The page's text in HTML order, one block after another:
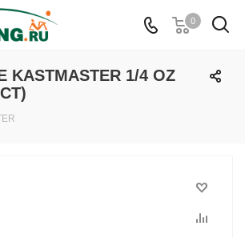
0
KASTMASTER 1/4 OZ